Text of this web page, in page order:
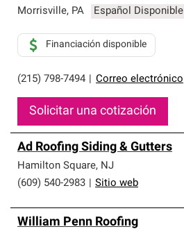
Morrisville, PA Español Disponible
(215) 798-7494 Correo electrónico
Financiación disponible
Solicitar una cotización
Ad Roofing Siding & Gutters
Hamilton Square, NJ
(609) 540-2983
Sitio web
William Penn Roofing